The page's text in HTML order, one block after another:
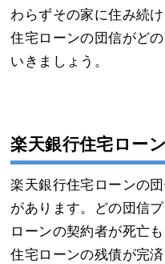
わらずその家に住み続
住宅ローンの団信がど
いきましょう。
楽天銀行住宅ロー
楽天銀行住宅ローンの
があります。どの団信
ローンの契約者が死亡
住宅ローンの残債が完